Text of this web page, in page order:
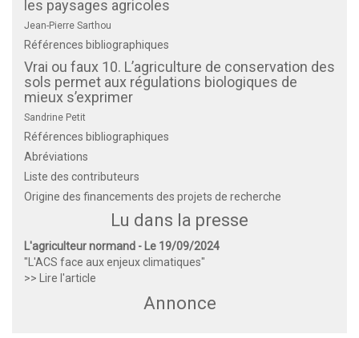
les paysages agricoles
Jean-Pierre Sarthou
Références bibliographiques
Vrai ou faux 10. L’agriculture de conservation des
sols permet aux régulations biologiques de
mieux s’exprimer
Sandrine Petit
Références bibliographiques
Abréviations
Liste des contributeurs
Origine des financements des projets de recherche
Lu dans la presse
L'agriculteur normand - Le 19/09/2024
"L'ACS face aux enjeux climatiques"
>> Lire l'article
Annonce